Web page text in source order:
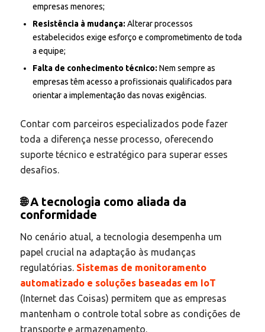
empresas menores;
Resistência à mudança: Alterar processos
estabelecidos exige esforço e comprometimento de toda
a equipe;
Falta de conhecimento técnico: Nem sempre as
empresas têm acesso a profissionais qualificados para
orientar a implementação das novas exigências.
Contar com parceiros especializados pode fazer
toda a diferença nesse processo, oferecendo
suporte técnico e estratégico para superar esses
desafios.
🌐 A tecnologia como aliada da
conformidade
No cenário atual, a tecnologia desempenha um
papel crucial na adaptação às mudanças
regulatórias. Sistemas de monitoramento
automatizado e soluções baseadas em IoT
(Internet das Coisas) permitem que as empresas
mantenham o controle total sobre as condições de
transporte e armazenamento.